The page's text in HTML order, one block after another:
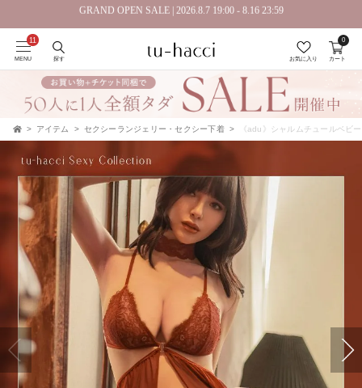
GRAND OPEN SALE | 2026.8.7 19:00 - 8.16 23:59
会員登録で今すぐ使えるポイントプレゼント！
MENU 探す お気に入り カート
0
アイテム セクシーランジェリー・セクシー下着 《adu》シャルムチュールベビ